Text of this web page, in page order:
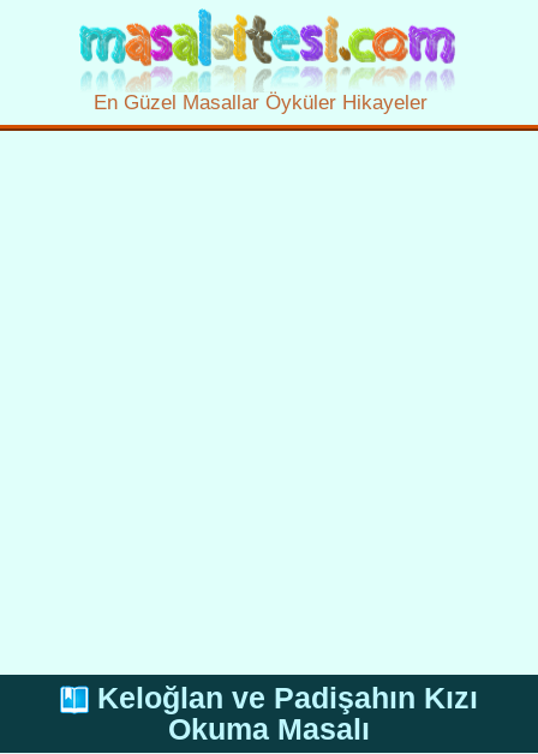
En Güzel Masallar Öyküler Hikayeler
Keloğlan ve Padişahın Kızı
Okuma Masalı